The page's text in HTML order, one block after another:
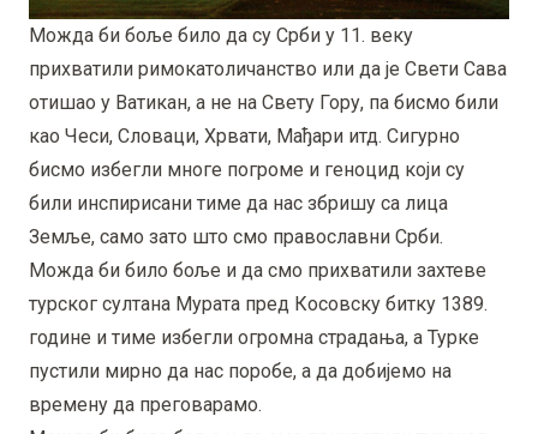
Можда би боље било да су Срби у 11. веку
прихватили римокатоличанство или да је Свети Сава
отишао у Ватикан, а не на Свету Гору, па бисмо били
као Чеси, Словаци, Хрвати, Мађари итд. Сигурно
бисмо избегли многе погроме и геноцид који су
били инспирисани тиме да нас збришу са лица
Земље, само зато што смо православни Срби.
Можда би било боље и да смо прихватили захтеве
турског султана Мурата пред Косовску битку 1389.
године и тиме избегли огромна страдања, а Турке
пустили мирно да нас поробе, a да добијемо на
времену да преговарамо.